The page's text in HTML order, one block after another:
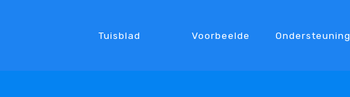
Tuisblad Voorbeelde Ondersteuning